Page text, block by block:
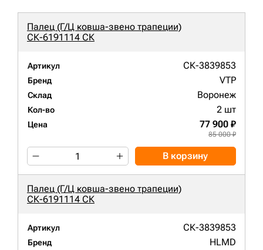
Палец (Г/Ц ковша-звено трапеции)
СК-6191114 СК
Артикул СК-3839853
Бренд VTP
Склад Воронеж
Кол-во 2 шт
Цена 77 900 ₽
85 000 ₽
В корзину
Палец (Г/Ц ковша-звено трапеции)
СК-6191114 СК
Артикул СК-3839853
Бренд HLMD